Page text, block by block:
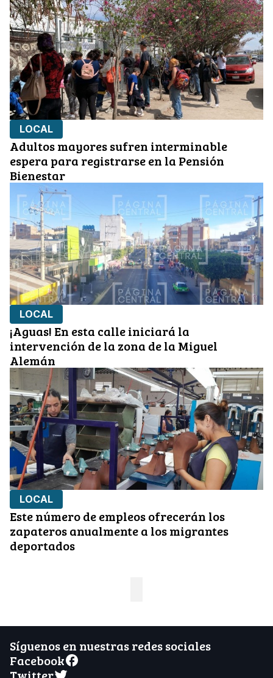
LOCAL
Adultos mayores sufren interminable
espera para registrarse en la Pensión
Bienestar
LOCAL
¡Aguas! En esta calle iniciará la
intervención de la zona de la Miguel
Alemán
LOCAL
Este número de empleos ofrecerán los
zapateros anualmente a los migrantes
deportados
Síguenos en nuestras redes sociales
Facebook